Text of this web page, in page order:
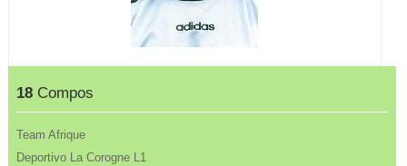
18 Compos
Team Afrique
Deportivo La Corogne L1